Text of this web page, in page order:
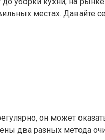
местах. Давайте
он может
два разных метода